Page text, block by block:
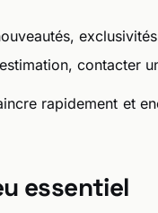
contacter
rapidement et
essentiel